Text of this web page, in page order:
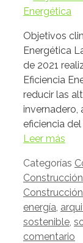
Objetivos
Energética
de 2021
Eficiencia
reducir las
invernadero,
eficiencia
Leer más
Categorías
energía
sostenible
comentario